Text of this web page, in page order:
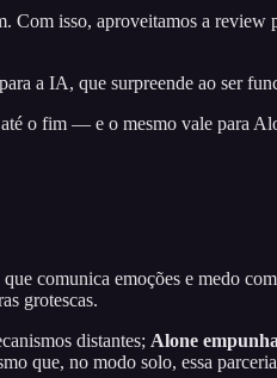
isso, aproveitamos a review
a IA, que surpreende ao ser
o fim — e o mesmo vale para
comunica emoções e medo
grotescas.
distantes; Alone
que, no modo solo, essa